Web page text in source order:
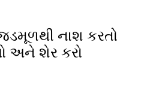
જડમૂળથી નાશ કરતો
અને શેર કરો